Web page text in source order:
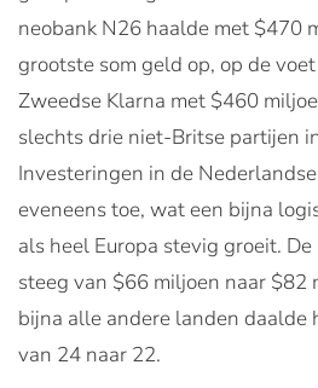
neobank N26 haalde met $470
grootste som geld op, op de
Zweedse Klarna met $460
slechts drie niet-Britse partijen
Investeringen in de
eveneens toe, wat een bijna
als heel Europa stevig groeit.
steeg van $66 miljoen naar $82
bijna alle andere landen daalde
van 24 naar 22.